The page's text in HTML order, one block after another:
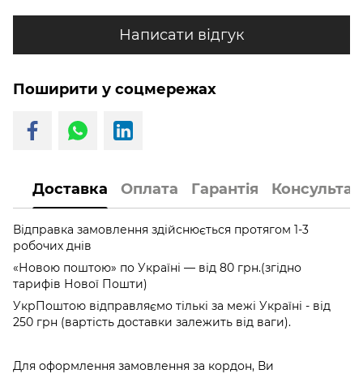
Написати відгук
Поширити у соцмережах
Доставка Оплата Гарантія
Відправка замовлення здійснюється протягом 1-3
робочих днів
«Новою поштою» по Україні — від 80 грн.(згідно
тарифів Нової Пошти)
УкрПоштою відправляємо тількі за межі Україні - від
250 грн (вартість доставки залежить від ваги).
Для оформлення замовлення за кордон, Ви